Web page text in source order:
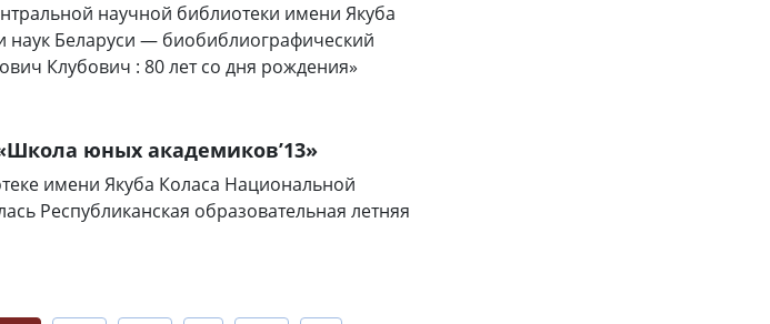
научной библиотеки имени Якуба
наук Беларуси — биобиблиографический
Клубович : 80 лет со дня рождения»
юных академиков’13»
имени Якуба Коласа Национальной
Республиканская образовательная летняя